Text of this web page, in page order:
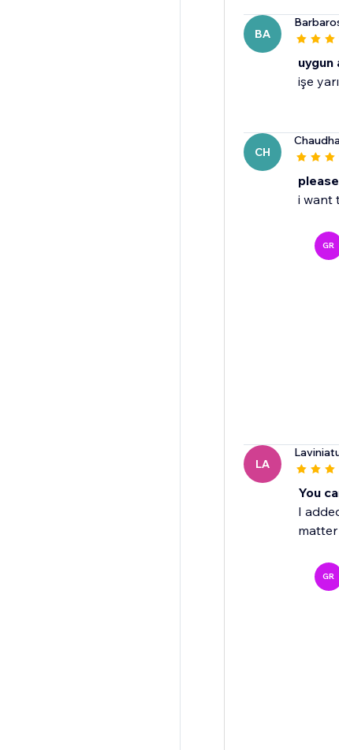
BA
işe
CH
i want
GR
LA
You
I
GR